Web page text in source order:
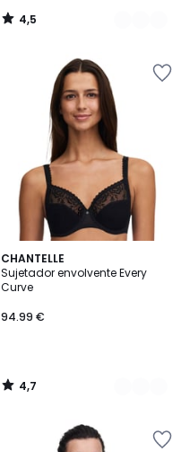
4,5
/
CHANTELLE
Sujetador envolvente Every
Curve
94.99 €
4,7
/ 5
2
Colores
4,7
/